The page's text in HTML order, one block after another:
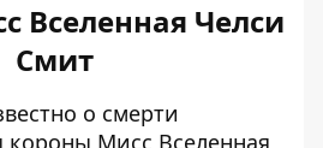
Вселенная Челси
Смит
о смерти
короны Мисс Вселенная